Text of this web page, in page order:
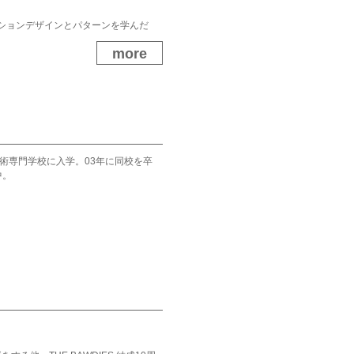
ョンデザインとパターンを学んだ
La Cambre / ラ・カンプル国立
more
専門学校に入学。03年に同校を卒